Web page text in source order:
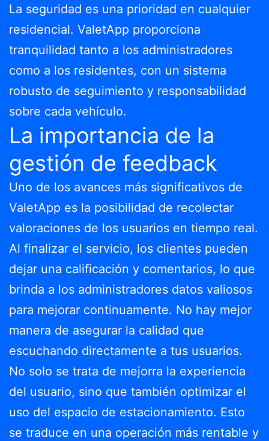
La seguridad es una prioridad en cualquier
residencial. ValetApp proporciona
tranquilidad tanto a los administradores
como a los residentes, con un sistema
robusto de seguimiento y responsabilidad
sobre cada vehículo.
La importancia de la
gestión de feedback
Uno de los avances más significativos de
ValetApp es la posibilidad de recolectar
valoraciones de los usuarios en tiempo real.
Al finalizar el servicio, los clientes pueden
dejar una calificación y comentarios, lo que
brinda a los administradores datos valiosos
para mejorar continuamente. No hay mejor
manera de asegurar la calidad que
escuchando directamente a tus usuarios.
No solo se trata de mejorra la experiencia
del usuario, sino que también optimizar el
uso del espacio de estacionamiento. Esto
se traduce en una operación más rentable y